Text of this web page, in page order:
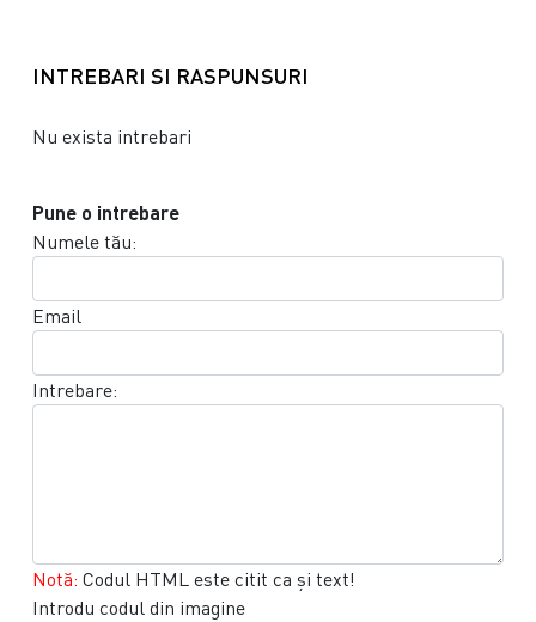
INTREBARI SI RASPUNSURI
Nu exista intrebari
Pune o intrebare
Numele tău:
Email
Intrebare:
Notă: Codul HTML este citit ca şi text!
Introdu codul din imagine